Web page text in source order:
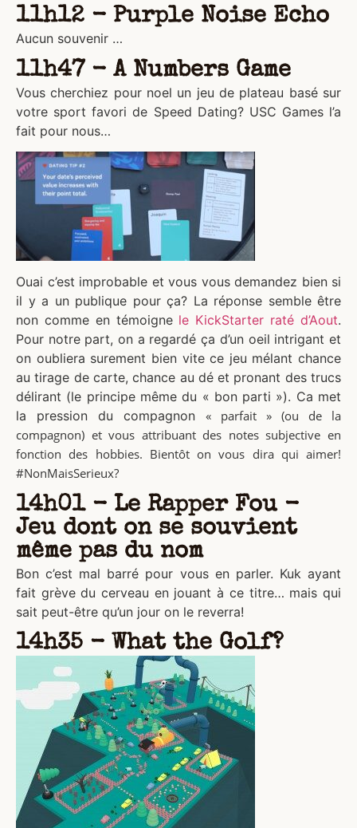
11h12 - Purple Noise Echo
Aucun souvenir …
11h47 - A Numbers Game
Vous cherchiez pour noel un jeu de plateau basé sur
votre sport favori de Speed Dating? USC Games l’a
fait pour nous…
Ouai c’est improbable et vous vous demandez bien si
il y a un publique pour ça? La réponse semble être
non comme en témoignele KickStarter raté d’Aout.
Pour notre part, on a regardé ça d’un oeil intrigant et
on oubliera surement bien vite ce jeu mélant chance
au tirage de carte, chance au dé et pronant des trucs
délirant (le principe même du « bon parti »). Ca met
la pression du compagnon « parfait » (ou de la
compagnon) et vous attribuant des notes subjective en
fonction des hobbies. Bientôt on vous dira qui aimer!
#NonMaisSerieux?
14h01 - Le Rapper Fou -
Jeu dont on se souvient
même pas du nom
Bon c’est mal barré pour vous en parler. Kuk ayant
fait grève du cerveau en jouant à ce titre… mais qui
sait peut-être qu’un jour on le reverra!
14h35 - What the Golf?